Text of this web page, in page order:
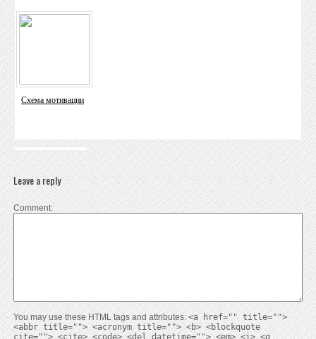
Схема мотивации
Leave a reply
Comment
You may use these HTML tags and attributes:<a href="" title="">
<abbr title=""> <acronym title=""> <b> <blockquote